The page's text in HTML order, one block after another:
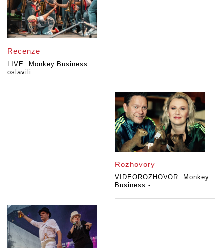
Recenze
LIVE: Monkey Business
oslavili...
Rozhovory
VIDEOROZHOVOR: Monkey
Business -...